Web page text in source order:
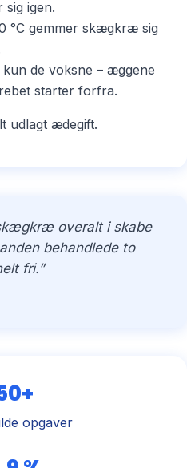
igen.
°C gemmer skægkræ sig
de voksne – æggene
starter forfra.
udlagt ædegift.
overalt i skabe
behandlede to
fri.”
opgaver